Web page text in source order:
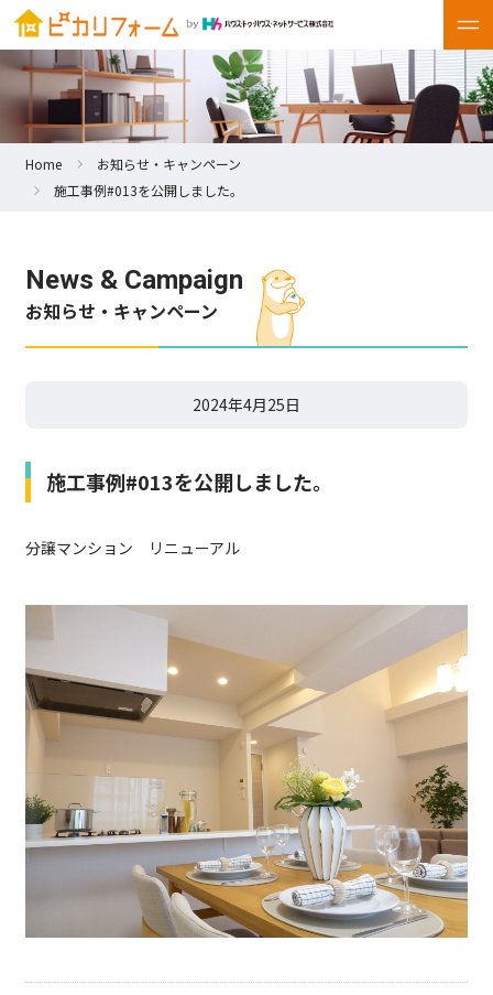
Home
お知らせ・キャンペーン
施工事例#013を公開しました。
News & Campaign
お知らせ・キャンペーン
2024年4月25日
施工事例#013を公開しました。
分譲マンション リニューアル